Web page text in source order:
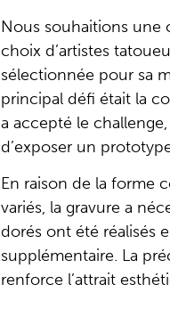
Nous souhaitions une
choix d’artistes
sélectionnée pour sa
principal défi était la
a accepté le
d’exposer un
En raison de la forme
variés, la gravure a
dorés ont été réalisés
supplémentaire. La
renforce l’attrait